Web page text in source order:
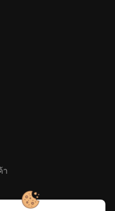
า